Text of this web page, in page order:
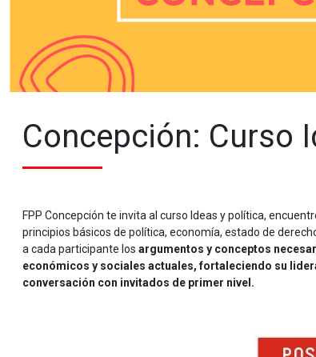
Concepción: Curso
FPP Concepción te invita al curso Ideas y política,
principios básicos de política, economía, estado de
a cada participante los argumentos y conceptos
económicos y sociales actuales, fortaleciendo su
conversación con invitados de primer nivel.